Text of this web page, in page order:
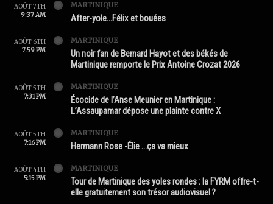
AOÛT 7TH
9:37 AM
MARTINIQUE
After-yole…Félix et bouées
AOÛT 6TH
7:59 PM
MARTINIQUE
Un noir fan de Bernard Hayot et des békés de
Martinique remporte le Prix Antoine Crozat 2026
AOÛT 5TH
7:31 PM
MARTINIQUE
Écocide de l’Anse Meunier en Martinique :
L’Assaupamar dépose une plainte contre X
AOÛT 5TH
7:16 PM
MARTINIQUE
Hermann Rose -Élie …ça va mieux
AOÛT 4TH
5:15 PM
MARTINIQUE
Tour de Martinique des yoles rondes : la FYRM offre-t-
elle gratuitement son trésor audiovisuel ?